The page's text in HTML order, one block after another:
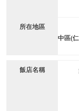
中區(